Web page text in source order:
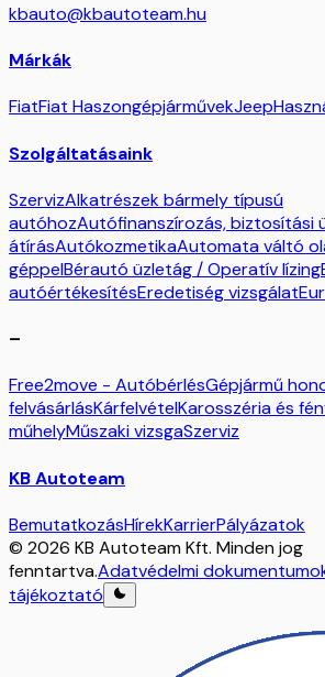
kbauto@kbautoteam.hu
Márkák
FiatFiat HaszongépjárművekJeep
Szolgáltatásaink
SzervizAlkatrészek bármely típusú
autóhozAutófinanszírozás, biztosítási
átírásAutókozmetikaAutomata váltó
géppelBérautó üzletág / Operatív lízing
autóértékesítésEredetiség vizsgálat
–
Free2move - AutóbérlésGépjármű
felvásárlásKárfelvételKarosszéria és
műhelyMűszaki vizsgaSzerviz
KB Autoteam
BemutatkozásHírekKarrierPályázatok
© 2026 KB Autoteam Kft. Minden jog
fenntartva.Adatvédelmi
tájékoztató